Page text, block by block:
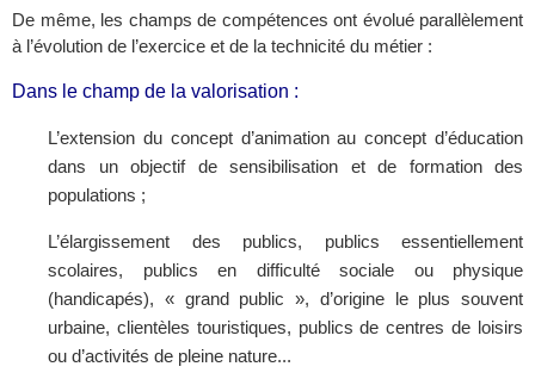
De même, les champs de compétences ont évolué parallèlement
à l’évolution de l’exercice et de la technicité du métier :
Dans le champ de la valorisation :
L’extension du concept d’animation au concept d’éducation
dans un objectif de sensibilisation et de formation des
populations ;
L’élargissement des publics, publics essentiellement
scolaires, publics en difficulté sociale ou physique
(handicapés), « grand public », d’origine le plus souvent
urbaine, clientèles touristiques, publics de centres de loisirs
ou d’activités de pleine nature...